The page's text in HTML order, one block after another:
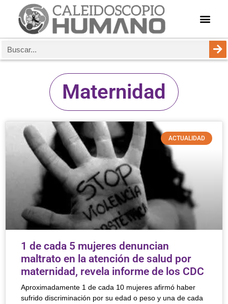
Maternidad
ACTUALIDAD
1 de cada 5 mujeres denuncian
maltrato en la atención de salud por
maternidad, revela informe de los CDC
Aproximadamente 1 de cada 10 mujeres afirmó haber
sufrido discriminación por su edad o peso y una de cada